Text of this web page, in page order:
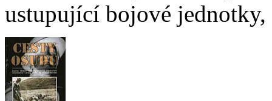
ustupující bojové jednotky,